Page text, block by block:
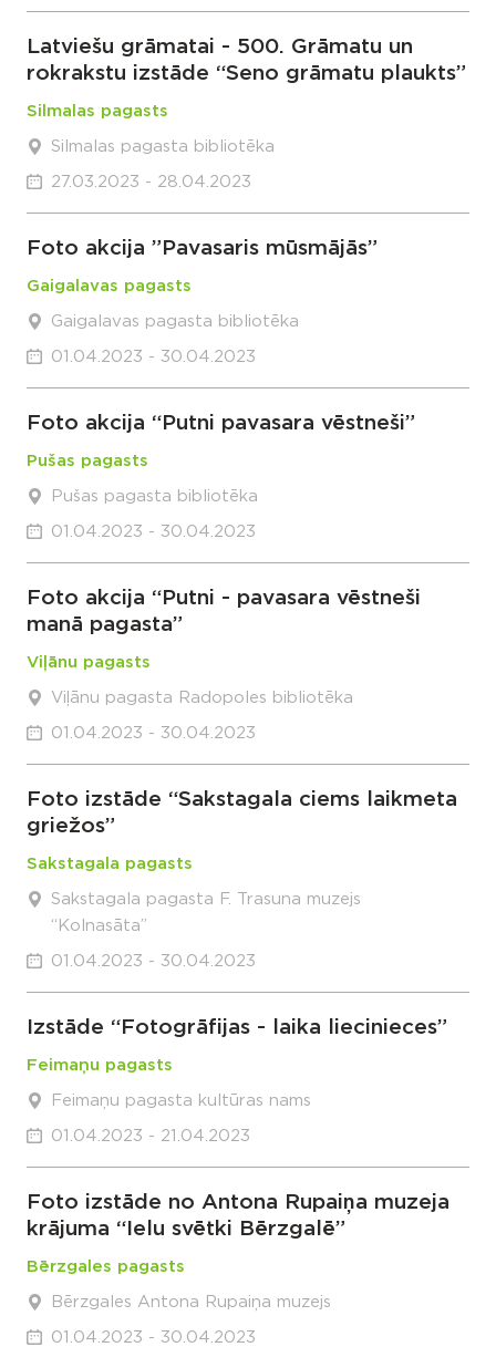
Latviešu grāmatai - 500. Grāmatu un
rokrakstu izstāde “Seno grāmatu plaukts”
Silmalas pagasts
Silmalas pagasta bibliotēka
27.03.2023 - 28.04.2023
Foto akcija ”Pavasaris mūsmājās”
Gaigalavas pagasts
Gaigalavas pagasta bibliotēka
01.04.2023 - 30.04.2023
Foto akcija “Putni pavasara vēstneši”
Pušas pagasts
Pušas pagasta bibliotēka
01.04.2023 - 30.04.2023
Foto akcija “Putni - pavasara vēstneši
manā pagasta”
Viļānu pagasts
Viļānu pagasta Radopoles bibliotēka
01.04.2023 - 30.04.2023
Foto izstāde “Sakstagala ciems laikmeta
griežos”
Sakstagala pagasts
Sakstagala pagasta F. Trasuna muzejs
“Kolnasāta”
01.04.2023 - 30.04.2023
Izstāde “Fotogrāfijas - laika liecinieces”
Feimaņu pagasts
Feimaņu pagasta kultūras nams
01.04.2023 - 21.04.2023
Foto izstāde no Antona Rupaiņa muzeja
krājuma “Ielu svētki Bērzgalē”
Bērzgales pagasts
Bērzgales Antona Rupaiņa muzejs
01.04.2023 - 30.04.2023